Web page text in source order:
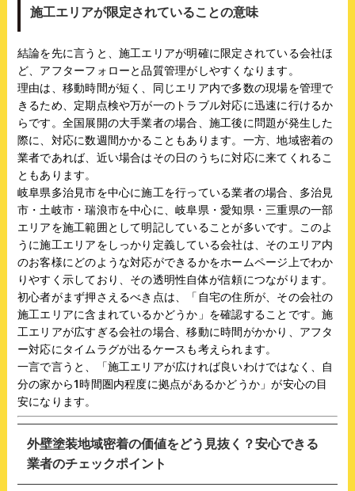
施工エリアが限定されていることの意味
結論を先に言うと、施工エリアが明確に限定されている会社ほ
ど、アフターフォローと品質管理がしやすくなります。
理由は、移動時間が短く、同じエリア内で多数の現場を管理で
きるため、定期点検や万が一のトラブル対応に迅速に行けるか
らです。全国展開の大手業者の場合、施工後に問題が発生した
際に、対応に数週間かかることもあります。一方、地域密着の
業者であれば、近い場合はその日のうちに対応に来てくれるこ
ともあります。
岐阜県多治見市を中心に施工を行っている業者の場合、多治見
市・土岐市・瑞浪市を中心に、岐阜県・愛知県・三重県の一部
エリアを施工範囲として明記していることが多いです。このよ
うに施工エリアをしっかり定義している会社は、そのエリア内
のお客様にどのような対応ができるかをホームページ上でわか
りやすく示しており、その透明性自体が信頼につながります。
初心者がまず押さえるべき点は、「自宅の住所が、その会社の
施工エリアに含まれているかどうか」を確認することです。施
工エリアが広すぎる会社の場合、移動に時間がかかり、アフタ
ー対応にタイムラグが出るケースも考えられます。
一言で言うと、「施工エリアが広ければ良いわけではなく、自
分の家から1時間圏内程度に拠点があるかどうか」が安心の目
安になります。
外壁塗装地域密着の価値をどう見抜く？安心できる
業者のチェックポイント